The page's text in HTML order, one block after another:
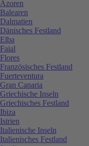
Azoren
Balearen
Dalmatien
Dänisches Festland
Elba
Faial
Flores
Französisches Festland
Fuerteventura
Gran Canaria
Griechische Inseln
Griechisches Festland
Ibiza
Istrien
Italienische Inseln
Italienisches Festland